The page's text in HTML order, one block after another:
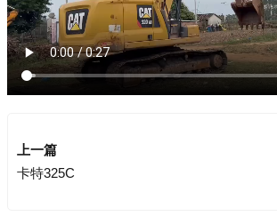
上一篇
卡特325C